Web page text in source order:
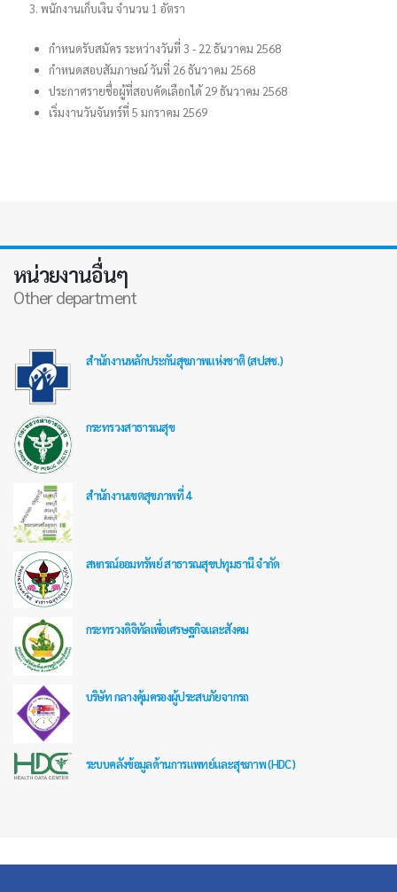
3. พนักงานเก็บเงิน จำนวน 1 อัตรา
กำหนดรับสมัคร ระหว่างวันที่ 3 - 22 ธันวาคม 2568
กำหนดสอบสัมภาษณ์ วันที่ 26 ธันวาคม 2568
ประกาศรายชื่อผู้ที่สอบคัดเลือกได้ 29 ธันวาคม 2568
เริ่มงานวันจันทร์ที่ 5 มกราคม 2569
หน่วยงานอื่นๆ
Other department
สำนักงานหลักประกันสุขภาพแห่งชาติ (สปสช.)
กระทรวงสาธารณสุข
สำนักงานเขตสุขภาพที่ 4
สหกรณ์ออมทรัพย์ สาธารณสุขปทุมธานี จำกัด
กระทรวงดิจิทัลเพื่อเศรษฐกิจและสังคม
บริษัท กลางคุ้มครองผู้ประสบภัยจากรถ
ระบบคลังข้อมูลด้านการแพทย์และสุขภาพ (HDC)